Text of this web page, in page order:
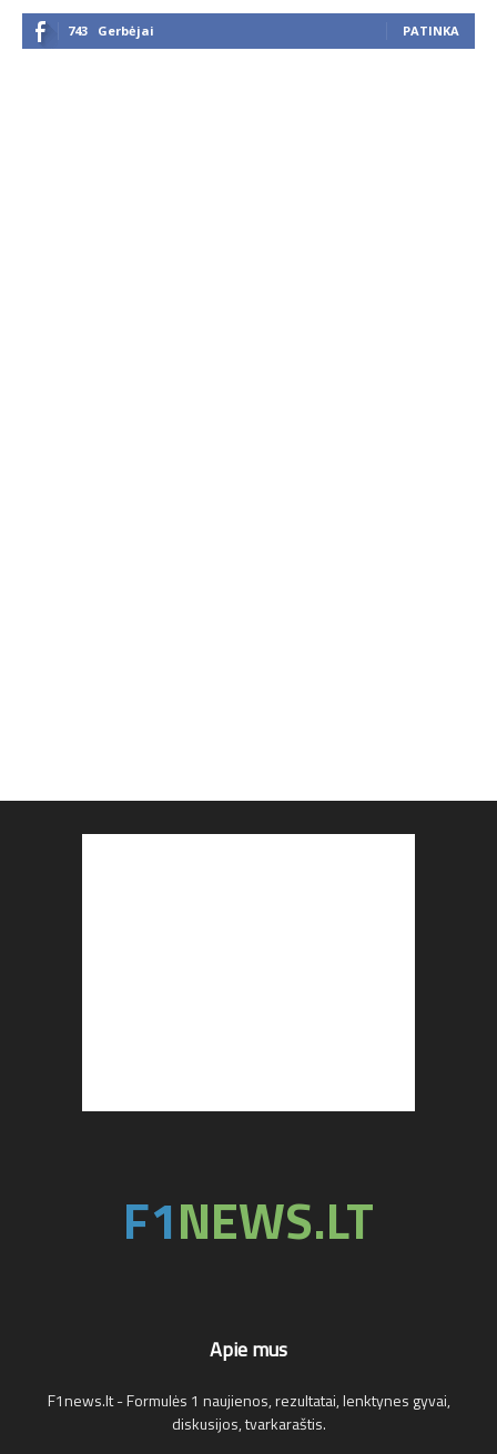
743 Gerbėjai PATINKA
Apie mus
F1news.lt - Formulės 1 naujienos, rezultatai, lenktynes gyvai,
diskusijos, tvarkaraštis.